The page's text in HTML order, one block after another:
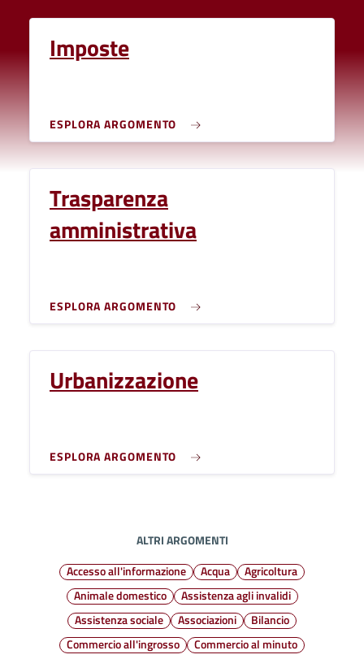
Imposte
ESPLORA ARGOMENTO
Trasparenza
amministrativa
ESPLORA ARGOMENTO
Urbanizzazione
ESPLORA ARGOMENTO
ALTRI ARGOMENTI
Accesso all'informazione
Acqua
Agricoltura
Animale domestico
Assistenza agli invalidi
Assistenza sociale
Associazioni
Bilancio
Commercio all'ingrosso
Commercio al minuto